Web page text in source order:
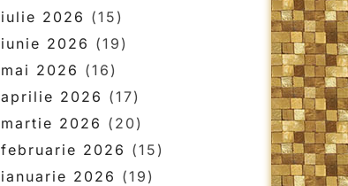
iulie 2026 (15)
iunie 2026 (19)
mai 2026 (16)
aprilie 2026 (17)
martie 2026 (20)
februarie 2026 (15)
ianuarie 2026 (19)